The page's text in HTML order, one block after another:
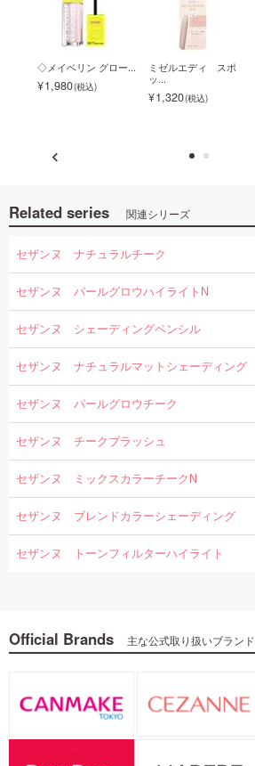
◇メイベリン グロー...
1,980
ミゼルエディ スポ
ッ...
1,320
Related series 関連シリーズ
セザンヌ ナチュラルチーク
セザンヌ パールグロウハイライトN
セザンヌ シェーディングペンシル
セザンヌ ナチュラルマットシェーディング
セザンヌ パールグロウチーク
セザンヌ チークブラッシュ
セザンヌ ミックスカラーチークN
セザンヌ ブレンドカラーシェーディング
セザンヌ トーンフィルターハイライト
Official Brands 主な公式取り扱いブランド